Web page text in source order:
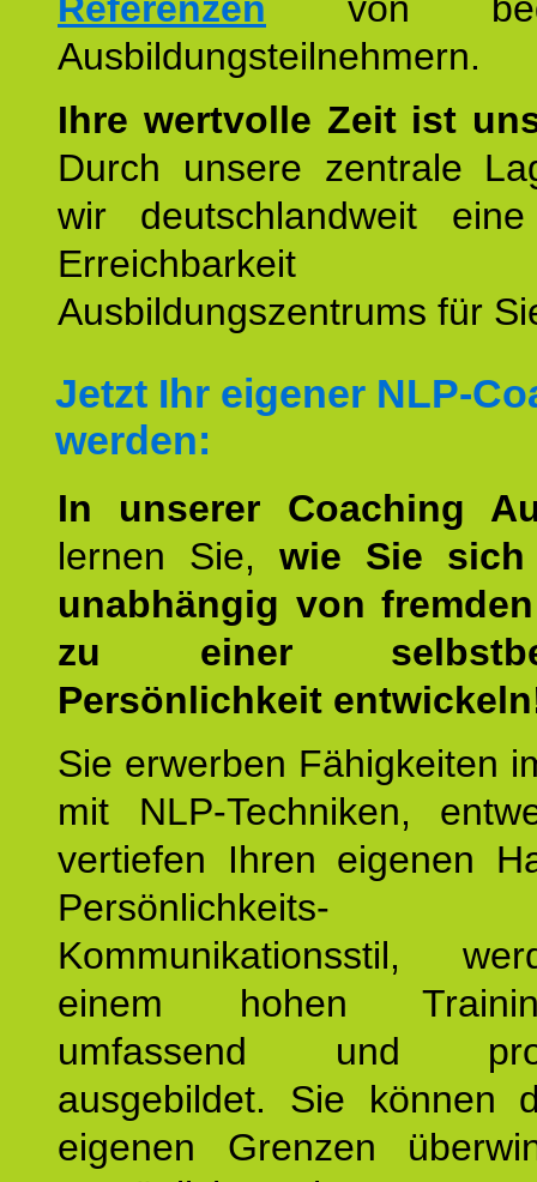
Ausbildungsteilnehmern.
Ihre wertvolle Zeit ist
Durch unsere zentrale
wir deutschlandweit
Erreichbarkeit
Ausbildungszentrums für
Jetzt Ihr eigener NLP-
werden:
In unserer Coaching
lernen Sie, wie Sie
unabhängig von
zu einer
Persönlichkeit
Sie erwerben Fähigkeiten
mit NLP-Techniken,
vertiefen Ihren eigenen
Kommunikationsstil,
einem hohen
umfassend und
ausgebildet. Sie können
eigenen Grenzen